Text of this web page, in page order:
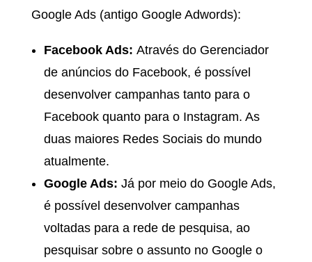
Google Ads (antigo Google Adwords):
Facebook Ads: Através do Gerenciador
de anúncios do Facebook, é possível
desenvolver campanhas tanto para o
Facebook quanto para o Instagram. As
duas maiores Redes Sociais do mundo
atualmente.
Google Ads: Já por meio do Google Ads,
é possível desenvolver campanhas
voltadas para a rede de pesquisa, ao
pesquisar sobre o assunto no Google o